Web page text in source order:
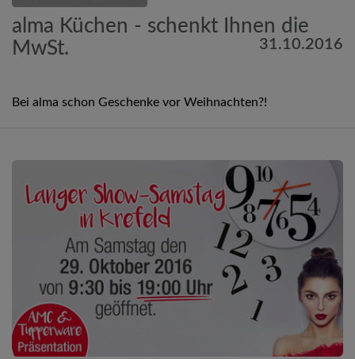
alma Küchen - schenkt Ihnen die
MwSt.
31.10.2016
Bei alma schon Geschenke vor Weihnachten?!